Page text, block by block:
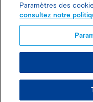
Joindre
Politique de
© TOUS DROITS
Paramètres des
consultez notre